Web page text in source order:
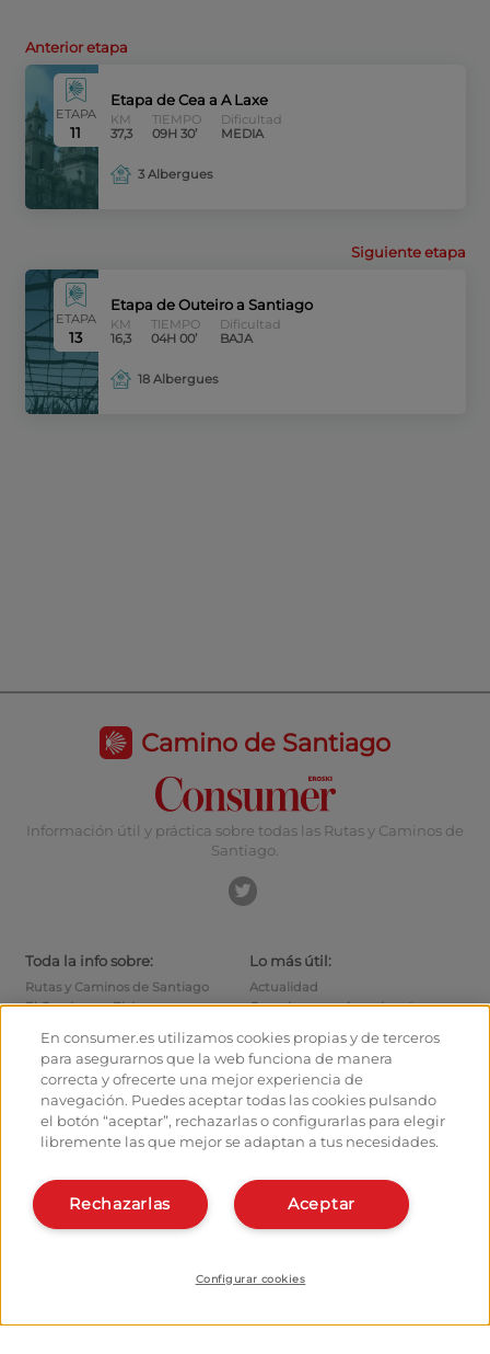
Anterior etapa
ETAPA
11
Etapa de Cea a A Laxe
KM
37,3
TIEMPO
09H 30’
Dificultad
MEDIA
3 Albergues
Siguiente etapa
ETAPA
13
Etapa de Outeiro a Santiago
KM
16,3
TIEMPO
04H 00’
Dificultad
BAJA
18 Albergues
Camino de Santiago
Información útil y práctica sobre todas las Rutas y Caminos de
Santiago.
Toda la info sobre:
Rutas y Caminos de Santiago
El Camino en Bici
Monumentos
Foro de caminantes
Fotografías de los peregrinos
Lo más útil:
Actualidad
Consejos para el caminante
Cómo salir de Santiago
Calcula tus gastos
Historia
Hostaleros:
Gestiona tu Albergue
Conócenos:
¿Quiénes somos?
Organiza y planifica tu
camino
Apps del camino
En consumer.es utilizamos cookies propias y de terceros
para asegurarnos que la web funciona de manera
correcta y ofrecerte una mejor experiencia de
navegación. Puedes aceptar todas las cookies pulsando
el botón “aceptar”, rechazarlas o configurarlas para elegir
libremente las que mejor se adaptan a tus necesidades.
Aceptar
Rechazarlas
Configurar cookies